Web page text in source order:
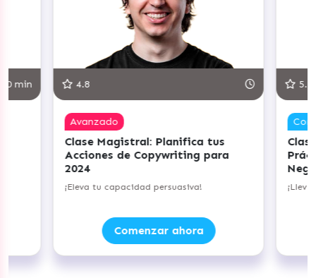
min 4.8
Avanzado
Clase Magistral: Planifica tus
Acciones de Copywriting para
2024
¡Eleva tu capacidad persuasiva!
Comenzar ahora
5.0